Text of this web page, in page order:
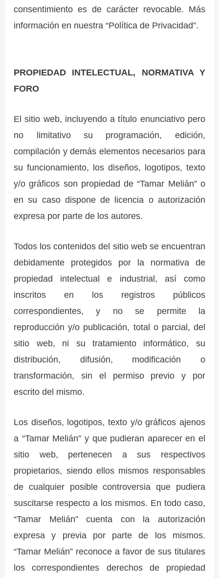
consentimiento es de carácter revocable. Más
información en nuestra “Política de Privacidad”.
PROPIEDAD INTELECTUAL, NORMATIVA Y
FORO
El sitio web, incluyendo a título enunciativo pero
no limitativo su programación, edición,
compilación y demás elementos necesarios para
su funcionamiento, los diseños, logotipos, texto
y/o gráficos son propiedad de “Tamar Melián” o
en su caso dispone de licencia o autorización
expresa por parte de los autores.
Todos los contenidos del sitio web se encuentran
debidamente protegidos por la normativa de
propiedad intelectual e industrial, así como
inscritos en los registros públicos
correspondientes, y no se permite la
reproducción y/o publicación, total o parcial, del
sitio web, ni su tratamiento informático, su
distribución, difusión, modificación o
transformación, sin el permiso previo y por
escrito del mismo.
Los diseños, logotipos, texto y/o gráficos ajenos
a “Tamar Melián” y que pudieran aparecer en el
sitio web, pertenecen a sus respectivos
propietarios, siendo ellos mismos responsables
de cualquier posible controversia que pudiera
suscitarse respecto a los mismos. En todo caso,
“Tamar Melián” cuenta con la autorización
expresa y previa por parte de los mismos.
“Tamar Melián” reconoce a favor de sus titulares
los correspondientes derechos de propiedad